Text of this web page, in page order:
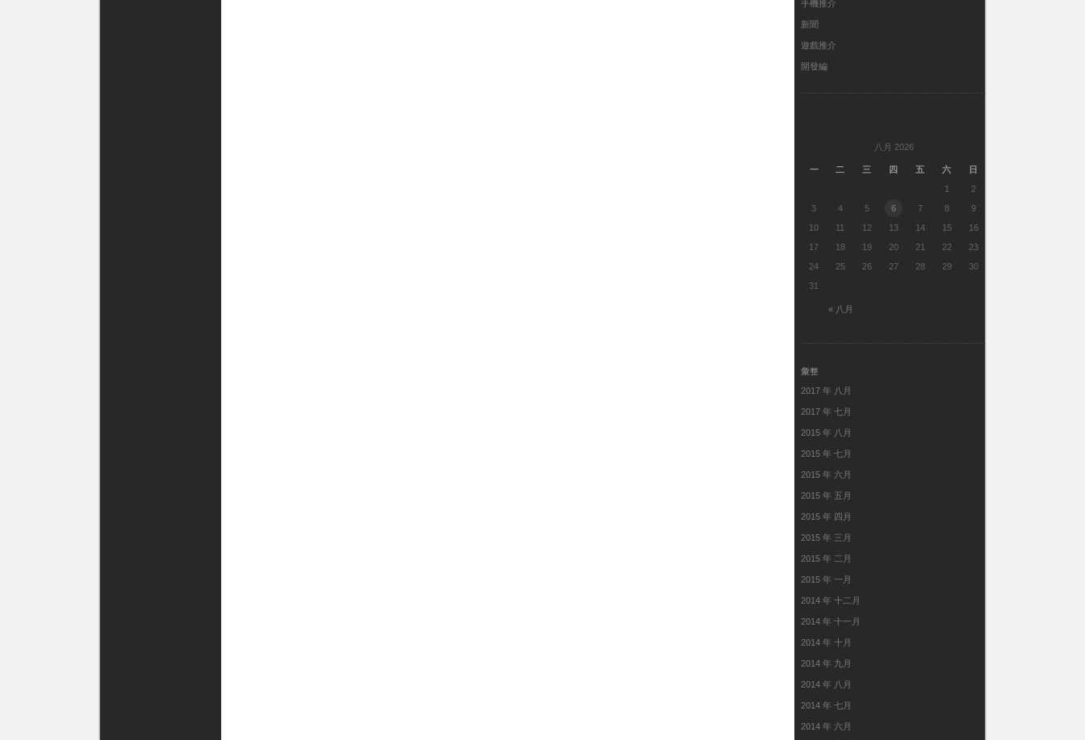
手機推介
新聞
遊戲推介
開發編
八月 2026
一 二 三 四 五 六 日
« 八月
1
2
3
4 5 6 7 8
9
10
11 12 13 14 15
16
17
18 19 20 21 22
23
24
25 26 27 28 29
30
31
彙整
2017 年 八月
2017 年 七月
2015 年 八月
2015 年 七月
2015 年 六月
2015 年 五月
2015 年 四月
2015 年 三月
2015 年 二月
2015 年 一月
2014 年 十二月
2014 年 十一月
2014 年 十月
2014 年 九月
2014 年 八月
2014 年 七月
2014 年 六月